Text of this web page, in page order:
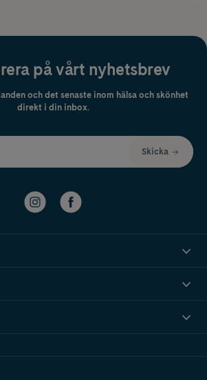
på vårt nyhetsbrev
och det senaste inom hälsa och skönhet
direkt i din inbox.
Skicka